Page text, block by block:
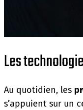
Les
Au quotidien, les
s’appuient sur un